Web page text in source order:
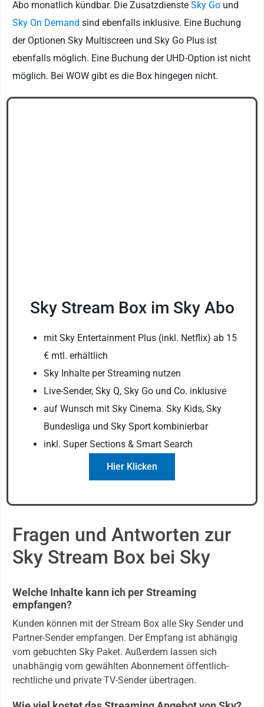
Abo monatlich kündbar. Die Zusatzdienste Sky Go und
Sky On Demand sind ebenfalls inklusive. Eine Buchung
der Optionen Sky Multiscreen und Sky Go Plus ist
ebenfalls möglich. Eine Buchung der UHD-Option ist nicht
möglich. Bei WOW gibt es die Box hingegen nicht.
Sky Stream Box im Sky Abo
mit Sky Entertainment Plus (inkl. Netflix) ab 15
€ mtl. erhältlich
Sky Inhalte per Streaming nutzen
Live-Sender, Sky Q, Sky Go und Co. inklusive
auf Wunsch mit Sky Cinema. Sky Kids, Sky
Bundesliga und Sky Sport kombinierbar
inkl. Super Sections & Smart Search
Hier Klicken
Fragen und Antworten zur
Sky Stream Box bei Sky
Welche Inhalte kann ich per Streaming
empfangen?
Kunden können mit der Stream Box alle Sky Sender und
Partner-Sender empfangen. Der Empfang ist abhängig
vom gebuchten Sky Paket. Außerdem lassen sich
unabhängig vom gewählten Abonnement öffentlich-
rechtliche und private TV-Sender übertragen.